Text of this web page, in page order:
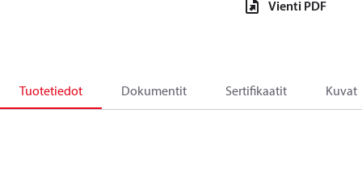
Vienti PDF
Tuotetiedot Dokumentit Sertifikaatit Kuvat